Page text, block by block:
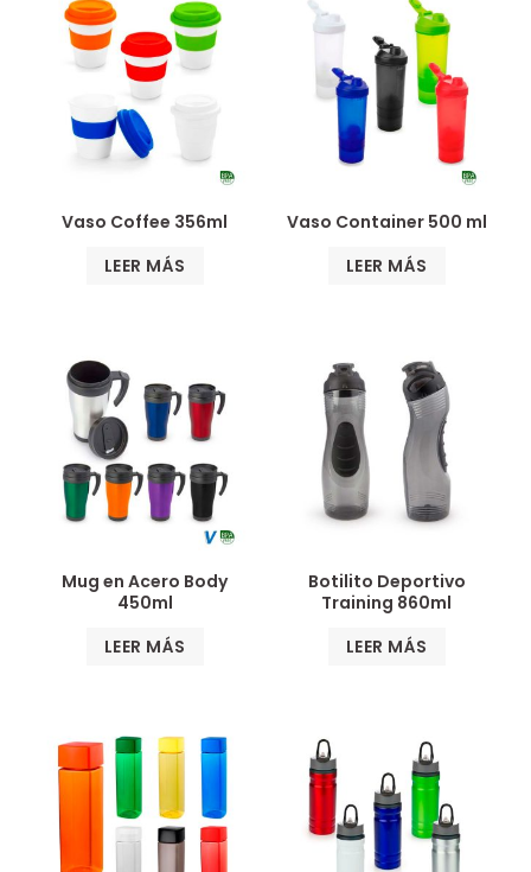
Vaso Coffee 356ml
LEER MÁS
Vaso Container 500 ml
LEER MÁS
Mug en Acero Body
450ml
LEER MÁS
Botilito Deportivo
Training 860ml
LEER MÁS